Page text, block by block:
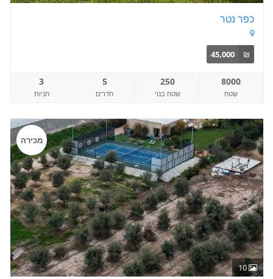
כפר נטר
₪
45,000
8000
שטח
250
שטח בנוי
5
חדרים
3
חניות
10
מכירה